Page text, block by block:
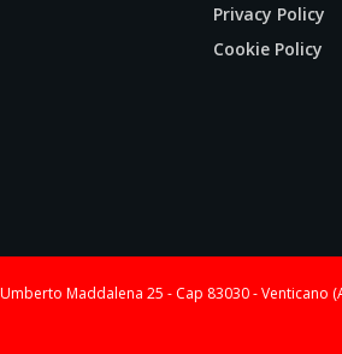
Privacy Policy
Cookie Policy
Maddalena 25 - Cap 83030 - Venticano